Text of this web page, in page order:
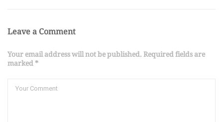
Leave a Comment
Your email address will not be published. Required fields are
marked *